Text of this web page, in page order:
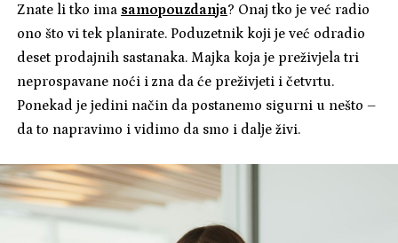
Znate li tko ima samopouzdanja? Onaj tko je već radio
ono što vi tek planirate. Poduzetnik koji je već odradio
deset prodajnih sastanaka. Majka koja je preživjela tri
neprospavane noći i zna da će preživjeti i četvrtu.
Ponekad je jedini način da postanemo sigurni u nešto –
da to napravimo i vidimo da smo i dalje živi.